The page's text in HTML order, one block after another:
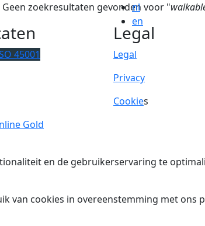
nl
en
Geen zoekresultaten gevonden voor "
45001
Gold
Legal
Legal
Privacy
Cookies
en de gebruikerservaring te
van cookies in overeenstemming met ons